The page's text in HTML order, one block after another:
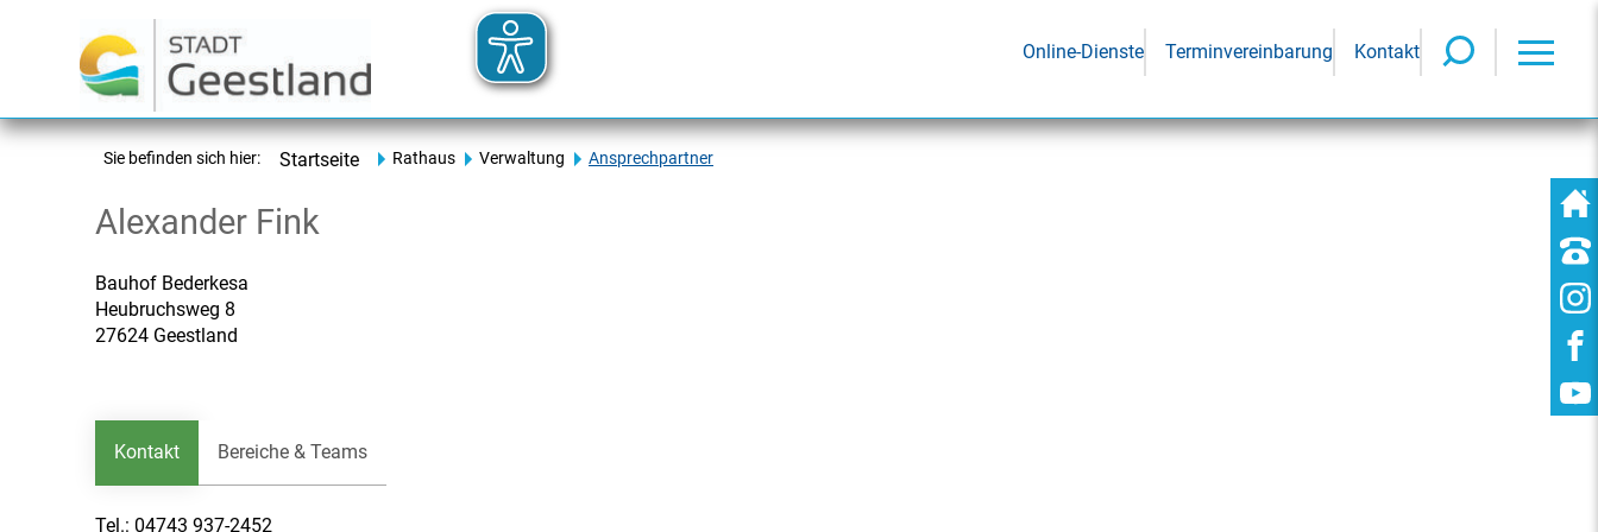
Online-Dienste Terminvereinbarung Kontakt
Sie befinden sich hier: Startseite Rathaus Verwaltung Ansprechpartner
Alexander Fink
Bauhof Bederkesa
Heubruchsweg 8
27624 Geestland
Kontakt Bereiche & Teams
Tel.: 04743 937-2452